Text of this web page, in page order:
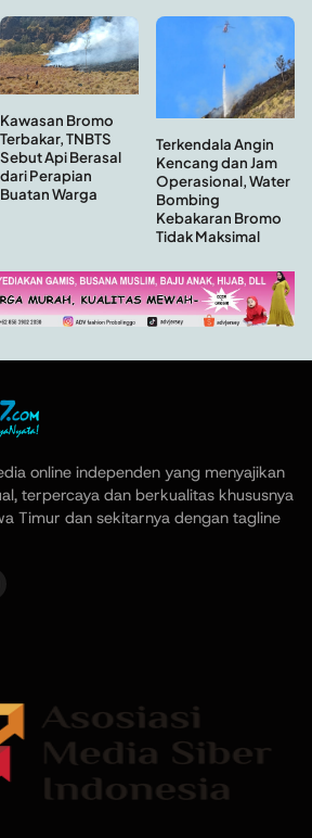
Kawasan Bromo
Terbakar, TNBTS
Sebut Api Berasal
dari Perapian
Buatan Warga
Terkendala Angin
Kencang dan Jam
Operasional, Water
Bombing
Kebakaran Bromo
Tidak Maksimal
online independen yang menyajikan
terpercaya dan berkualitas khususnya
Timur dan sekitarnya dengan tagline